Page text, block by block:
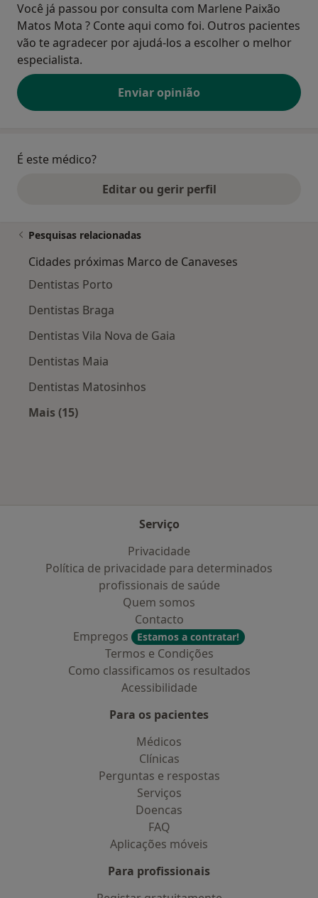
Você já passou por consulta com Marlene Paixão
Matos Mota ? Conte aqui como foi. Outros pacientes
vão te agradecer por ajudá-los a escolher o melhor
especialista.
Enviar opinião
É este médico?
Editar ou gerir perfil
Pesquisas relacionadas
Cidades próximas Marco de Canaveses
Dentistas Porto
Dentistas Braga
Dentistas Vila Nova de Gaia
Dentistas Maia
Dentistas Matosinhos
Mais (15)
Serviço
Privacidade
Política de privacidade para determinados
profissionais de saúde
Quem somos
Contacto
Empregos
Estamos a contratar!
Termos e Condições
Como classificamos os resultados
Acessibilidade
Para os pacientes
Médicos
Clínicas
Perguntas e respostas
Serviços
Doencas
FAQ
Aplicações móveis
Para profissionais